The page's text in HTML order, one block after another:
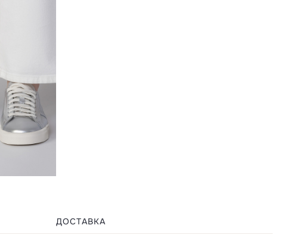
ДОСТАВКА